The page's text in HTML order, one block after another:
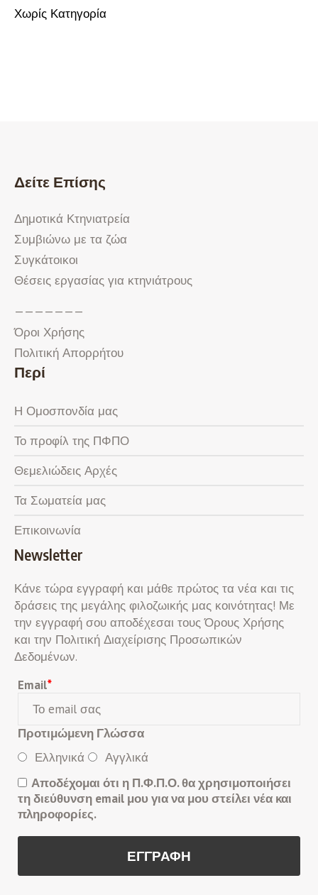
Χωρίς Κατηγορία
Δείτε Επίσης
Δημοτικά Κτηνιατρεία
Συμβιώνω με τα ζώα
Συγκάτοικοι
Θέσεις εργασίας για κτηνιάτρους
———————
Όροι Χρήσης
Πολιτική Απορρήτου
Περί
Η Ομοσπονδία μας
Το προφίλ της ΠΦΠΟ
Θεμελιώδεις Αρχές
Τα Σωματεία μας
Επικοινωνία
Newsletter
Κάνε τώρα εγγραφή και μάθε πρώτος τα νέα και τις
δράσεις της μεγάλης φιλοζωικής μας κοινότητας! Με
την εγγραφή σου αποδέχεσαι τους Όρους Χρήσης
και την Πολιτική Διαχείρισης Προσωπικών
Δεδομένων.
Email*
Προτιμώμενη Γλώσσα
Ελληνικά
Αγγλικά
Αποδέχομαι ότι η Π.Φ.Π.Ο. θα χρησιμοποιήσει
τη διεύθυνση email μου για να μου στείλει νέα και
πληροφορίες.